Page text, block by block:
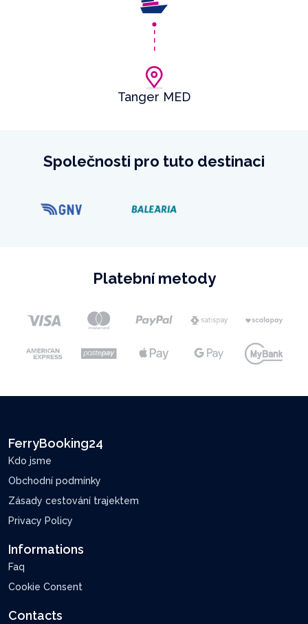
Tanger MED
Společnosti pro tuto destinaci
Platební metody
FerryBooking24
Kdo jsme
Obchodní podmínky
Zásady cestování trajektem
Privacy Policy
Informations
Faq
Cookie Consent
Contacts